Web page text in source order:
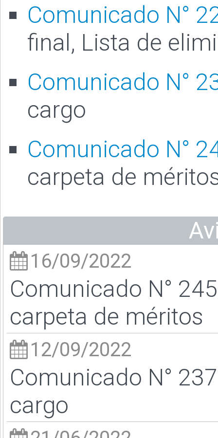
Comunicado N°
final, Lista de
Comunicado N°
cargo
Comunicado N°
carpeta de
16/09/2022
Comunicado N°
carpeta de méritos
12/09/2022
Comunicado N°
cargo